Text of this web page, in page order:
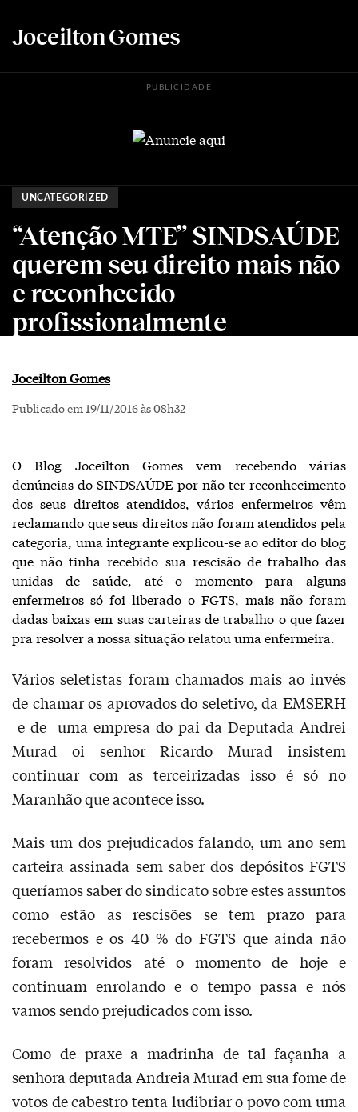
Joceilton Gomes
PUBLICIDADE
UNCATEGORIZED
“Atenção MTE” SINDSAÚDE
querem seu direito mais não
e reconhecido
profissionalmente
Joceilton Gomes
Publicado em 19/11/2016 às 08h32
O Blog Joceilton Gomes vem recebendo várias
denúncias do SINDSAÚDE por não ter reconhecimento
dos seus direitos atendidos, vários enfermeiros vêm
reclamando que seus direitos não foram atendidos pela
categoria, uma integrante explicou-se ao editor do blog
que não tinha recebido sua rescisão de trabalho das
unidas de saúde, até o momento para alguns
enfermeiros só foi liberado o FGTS, mais não foram
dadas baixas em suas carteiras de trabalho o que fazer
pra resolver a nossa situação relatou uma enfermeira.
Vários seletistas foram chamados mais ao invés
de chamar os aprovados do seletivo, da EMSERH
e de uma empresa do pai da Deputada Andrei
Murad oi senhor Ricardo Murad insistem
continuar com as terceirizadas isso é só no
Maranhão que acontece isso.
Mais um dos prejudicados falando, um ano sem
carteira assinada sem saber dos depósitos FGTS
queríamos saber do sindicato sobre estes assuntos
como estão as rescisões se tem prazo para
recebermos e os 40 % do FGTS que ainda não
foram resolvidos até o momento de hoje e
continuam enrolando e o tempo passa e nós
vamos sendo prejudicados com isso.
Como de praxe a madrinha de tal façanha a
senhora deputada Andreia Murad em sua fome de
votos de cabestro tenta ludibriar o povo com uma